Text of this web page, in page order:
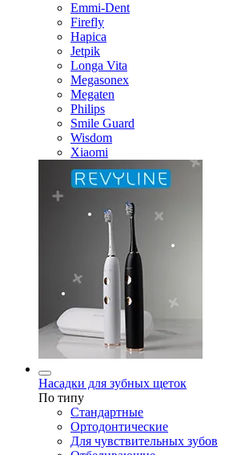
Emmi-Dent
Firefly
Hapica
Jetpik
Longa Vita
Megasonex
Megaten
Philips
Smile Guard
Wisdom
Xiaomi
Насадки для зубных щеток
По типу
Стандартные
Ортодонтические
Для чувствительных зубов